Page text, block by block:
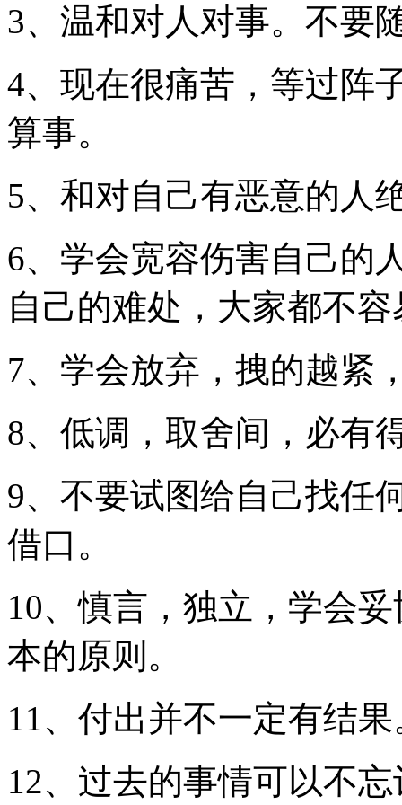
3、温和对人对事。不要
4、现在很痛苦，等过阵
算事。
5、和对自己有恶意的人
6、学会宽容伤害自己的
自己的难处，大家都不容
7、学会放弃，拽的越紧
8、低调，取舍间，必有
9、不要试图给自己找任
借口。
10、慎言，独立，学会
本的原则。
11、付出并不一定有结
12、过去的事情可以不